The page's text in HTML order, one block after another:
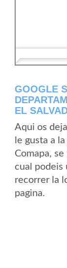
GOOGLE
EL
Aqui os
le gusta a
Comapa,
cual podeis
recorrer la
pagina.